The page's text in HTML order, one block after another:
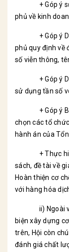
+ Góp ý sửa
phủ về kinh
+ Góp ý Dự
phủ quy định về
số viễn thông,
+ Góp ý Dự
sử dụng tần số
+ Góp ý
chọn các tổ
hành án của
+ Thực hiện
sách, đề tài về
Hoàn thiện cơ
với hàng hóa
ii) Ngoài việc
biện xây dựng
trên, Hội còn
đánh giá chất